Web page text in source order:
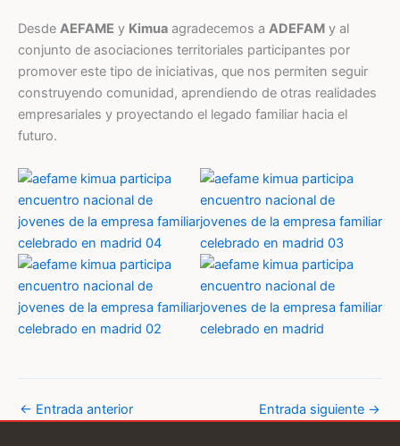
Desde AEFAME y Kimua agradecemos a ADEFAM y al
conjunto de asociaciones territoriales participantes por
promover este tipo de iniciativas, que nos permiten seguir
construyendo comunidad, aprendiendo de otras realidades
empresariales y proyectando el legado familiar hacia el
futuro.
← Entrada anterior Entrada siguiente →